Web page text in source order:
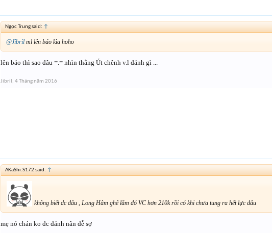
Ngọc Trung said: ↑
@Jibril ml lên báo kìa hoho
lên báo thì sao đâu =.= nhìn thằng Út chênh v.l đánh gì ...
Jibril , 4 Tháng năm 2016
AKaShi.S172 said: ↑
không biết dc đâu , Long Hâm ghê lắm đó VC hơn 210k rồi có khi chưa tung ra hết lực đâu
mẹ nó chán ko đc đánh nãn dễ sợ